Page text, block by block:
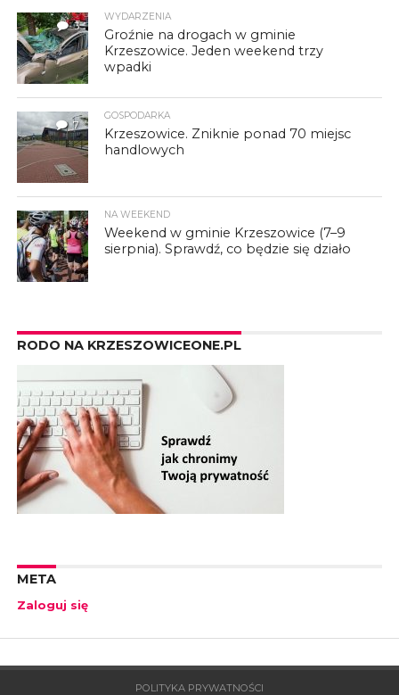
3
WYDARZENIA
Groźnie na drogach w gminie
Krzeszowice. Jeden weekend trzy
wpadki
7
GOSPODARKA
Krzeszowice. Zniknie ponad 70 miejsc
handlowych
NA WEEKEND
Weekend w gminie Krzeszowice (7–9
sierpnia). Sprawdź, co będzie się działo
RODO NA KRZESZOWICEONE.PL
META
Zaloguj się
POLITYKA PRYWATNOŚCI